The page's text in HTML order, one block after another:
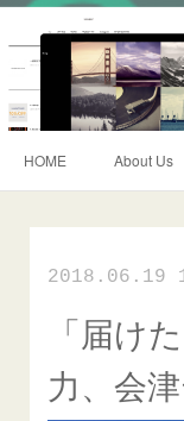
HOME About Us
2018.06.19
「届け
力、会